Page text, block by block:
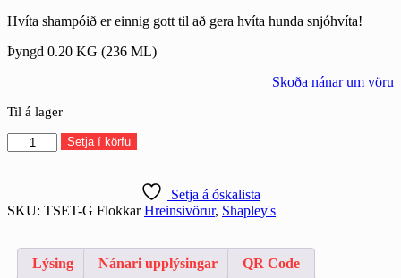
Hvíta shampóið er einnig gott til að gera hvíta hunda snjóhvíta!
Þyngd 0.20 KG (236 ML)
Skoða nánar um vöru
Til á lager
EquiTone
whitening
Gold
quantity
Setja í körfu
Setja á óskalista
SKU: TSET-G FlokkarHreinsivörur, Shapley's
Lýsing Nánari upplýsingar QR Code